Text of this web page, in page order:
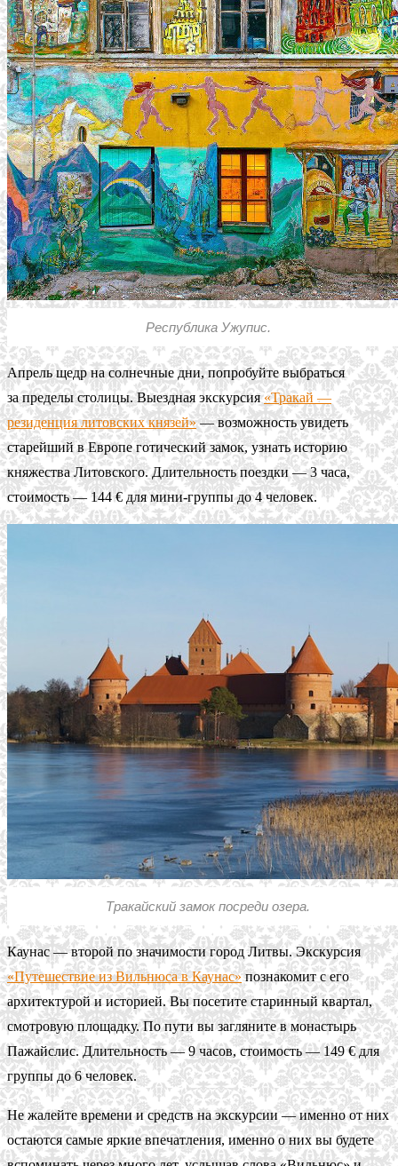
Республика Ужупис.
Апрель щедр на солнечные дни, попробуйте выбраться
за пределы столицы. Выездная экскурсия«Тракай —
резиденция литовских князей»— возможность увидеть
старейший в Европе готический замок, узнать историю
княжества Литовского. Длительность поездки — 3 часа,
стоимость — 144 € для мини-группы до 4 человек.
Тракайский замок посреди озера.
Каунас — второй по значимости город Литвы. Экскурсия
«Путешествие из Вильнюса в Каунас»познакомит с его
архитектурой и историей. Вы посетите старинный квартал,
смотровую площадку. По пути вы загляните в монастырь
Пажайслис. Длительность — 9 часов, стоимость — 149 € для
группы до 6 человек.
Не жалейте времени и средств на экскурсии — именно от них
остаются самые яркие впечатления, именно о них вы будете